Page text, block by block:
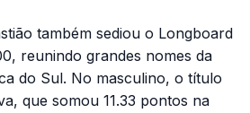
também sediou o Longboard
reunindo grandes nomes da
do Sul. No masculino, o título
que somou 11.33 pontos na